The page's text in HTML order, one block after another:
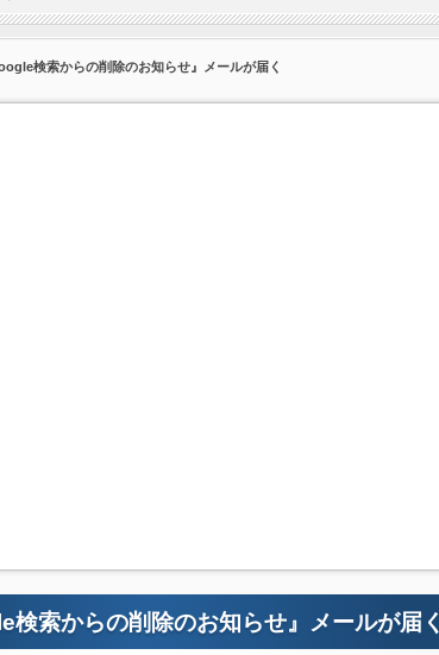
検索からの削除のお知らせ』メールが届く
検索からの削除のお知らせ』メールが届く